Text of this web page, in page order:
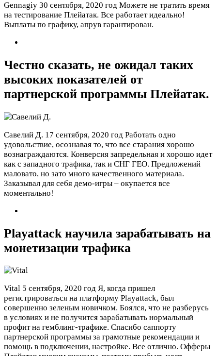
Gennagiy 30 сентября, 2020 год Можете не тратить время
на тестирование Плейатак. Все работает идеально!
Выплаты по графику, апрув гарантирован.
Честно сказать, не ожидал таких
высоких показателей от
партнерской программы Плейатак.
Савелий Д. 17 сентября, 2020 год Работать одно
удовольствие, осознавая то, что все старания хорошо
вознаграждаются. Конверсия запредельная и хорошо идет
как с западного трафика, так и СНГ ГЕО. Предложений
маловато, но зато много качественного материала.
Заказывал для себя демо-игры – окупается все
моментально!
Playattack научила зарабатывать на
монетизации трафика
Vital 5 сентября, 2020 год Я, когда пришел
регистрироваться на платформу Playattack, был
совершенно зеленым новичком. Боялся, что не разберусь
в условиях и не получится зарабатывать нормальный
профит на гемблинг-трафике. Спасибо саппорту
партнерской программы за грамотные рекомендации и
помощь в подключении, настройке. Все отлично. Офферы